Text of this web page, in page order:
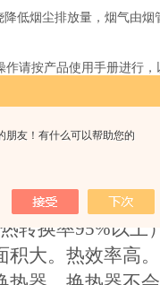
朋友！有什么可以帮助您的
低烟尘排放量，烟气由
作请按产品使用手册进行
是否通畅,检查炉体压力
叶后盖，转动电机轴至灵
使用本设备时请务必安
情况的则不在保修范围内
半气化燃烧，二
转换率95%以上）
大。热效率高。